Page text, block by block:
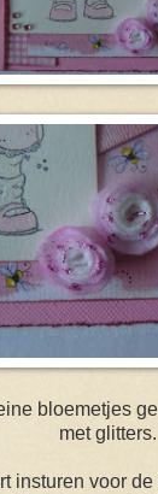
bloemetjes
met glitters.
insturen voor